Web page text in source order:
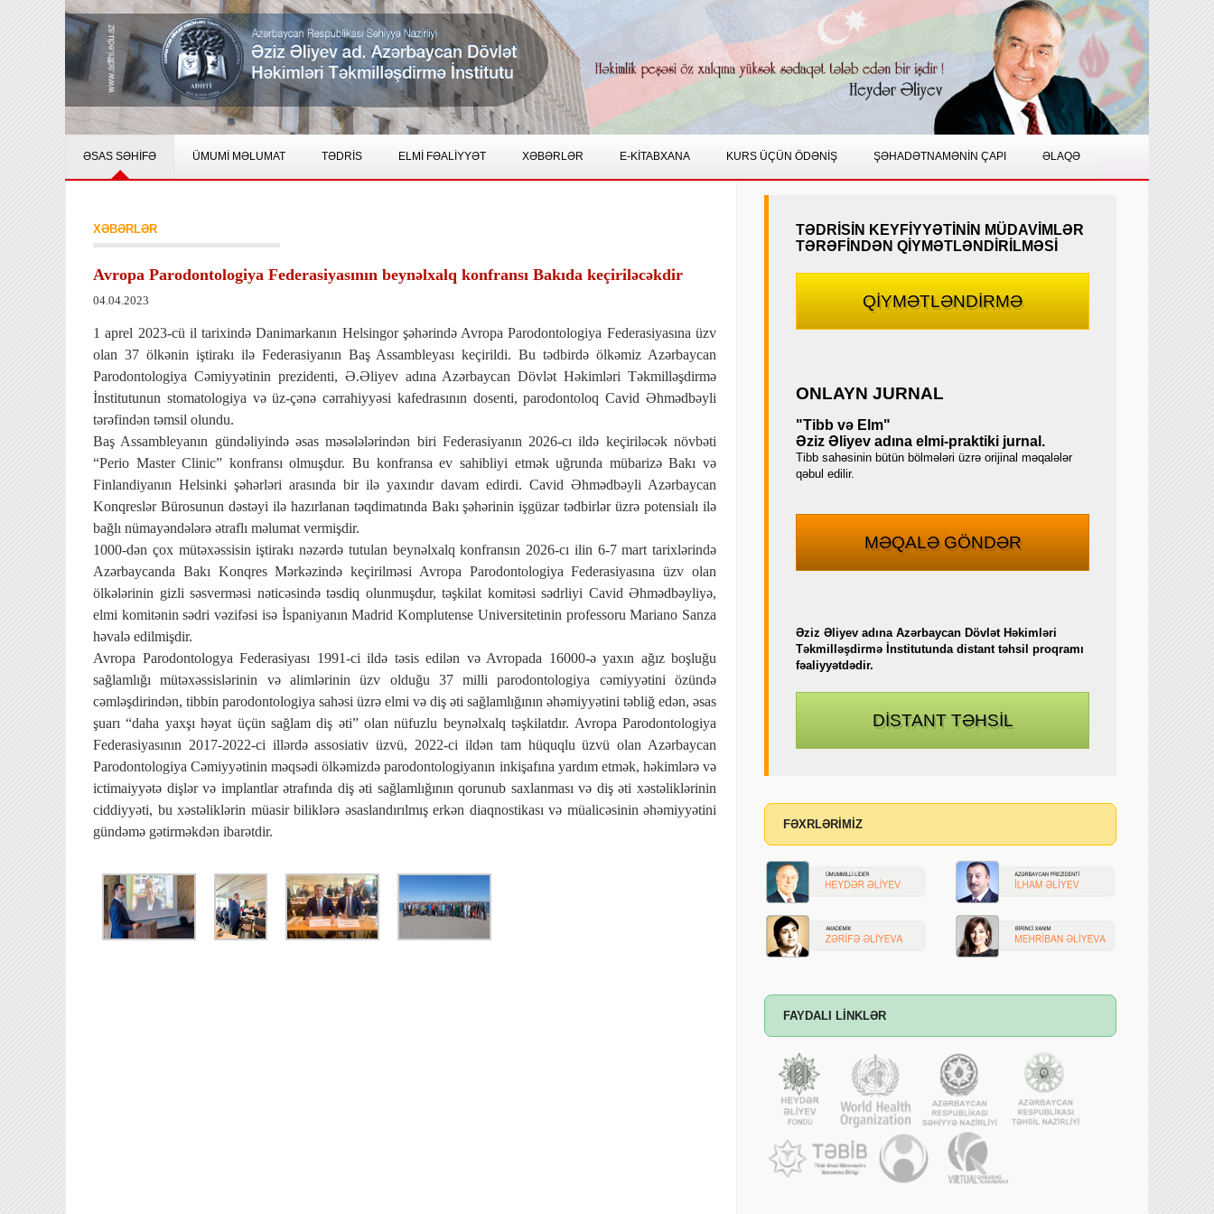
ƏSAS SƏHİFƏ ÜMUMİ MƏLUMAT TƏDRİS ELMİ FƏALİYYƏT XƏBƏRLƏR E-KİTABXANA KURS ÜÇÜN ÖDƏNİŞ ŞƏHADƏTNAMƏNİN ÇAPI ƏLAQƏ
XƏBƏRLƏR
Avropa Parodontologiya Federasiyasının beynəlxalq konfransı Bakıda keçiriləcəkdir
04.04.2023
1 aprel 2023-cü il tarixində Danimarkanın Helsingor şəhərində Avropa Parodontologiya Federasiyasına üzv
olan 37 ölkənin iştirakı ilə Federasiyanın Baş Assambleyası keçirildi. Bu tədbirdə ölkəmiz Azərbaycan
Parodontologiya Cəmiyyətinin prezidenti, Ə.Əliyev adına Azərbaycan Dövlət Həkimləri Təkmilləşdirmə
İnstitutunun stomatologiya və üz-çənə cərrahiyyəsi kafedrasının dosenti, parodontoloq Cavid Əhmədbəyli
tərəfindən təmsil olundu.
Baş Assambleyanın gündəliyində əsas məsələlərindən biri Federasiyanın 2026-cı ildə keçiriləcək növbəti
“Perio Master Clinic” konfransı olmuşdur. Bu konfransa ev sahibliyi etmək uğrunda mübarizə Bakı və
Finlandiyanın Helsinki şəhərləri arasında bir ilə yaxındır davam edirdi. Cavid Əhmədbəyli Azərbaycan
Konqreslər Bürosunun dəstəyi ilə hazırlanan təqdimatında Bakı şəhərinin işgüzar tədbirlər üzrə potensialı ilə
bağlı nümayəndələrə ətraflı məlumat vermişdir.
1000-dən çox mütəxəssisin iştirakı nəzərdə tutulan beynəlxalq konfransın 2026-cı ilin 6-7 mart tarixlərində
Azərbaycanda Bakı Konqres Mərkəzində keçirilməsi Avropa Parodontologiya Federasiyasına üzv olan
ölkələrinin gizli səsverməsi nəticəsində təsdiq olunmuşdur, təşkilat komitəsi sədrliyi Cavid Əhmədbəyliyə,
elmi komitənin sədri vəzifəsi isə İspaniyanın Madrid Komplutense Universitetinin professoru Mariano Sanza
həvalə edilmişdir.
Avropa Parodontologya Federasiyası 1991-ci ildə təsis edilən və Avropada 16000-ə yaxın ağız boşluğu
sağlamlığı mütəxəssislərinin və alimlərinin üzv olduğu 37 milli parodontologiya cəmiyyətini özündə
cəmləşdirindən, tibbin parodontologiya sahəsi üzrə elmi və diş əti sağlamlığının əhəmiyyətini təbliğ edən, əsas
şuarı “daha yaxşı həyat üçün sağlam diş əti” olan nüfuzlu beynəlxalq təşkilatdır. Avropa Parodontologiya
Federasiyasının 2017-2022-ci illərdə assosiativ üzvü, 2022-ci ildən tam hüquqlu üzvü olan Azərbaycan
Parodontologiya Cəmiyyətinin məqsədi ölkəmizdə parodontologiyanın inkişafına yardım etmək, həkimlərə və
ictimaiyyətə dişlər və implantlar ətrafında diş əti sağlamlığının qorunub saxlanması və diş əti xəstəliklərinin
ciddiyyəti, bu xəstəliklərin müasir biliklərə əsaslandırılmış erkən diaqnostikası və müalicəsinin əhəmiyyətini
gündəmə gətirməkdən ibarətdir.
TƏDRİSİN KEYFİYYƏTİNİN MÜDAVİMLƏR
TƏRƏFİNDƏN QİYMƏTLƏNDİRİLMƏSİ
QİYMƏTLƏNDİRMƏ
ONLAYN JURNAL
"Tibb və Elm"
Əziz Əliyev adına elmi-praktiki jurnal.
Tibb sahəsinin bütün bölmələri üzrə orijinal məqalələr
qəbul edilir.
MƏQALƏ GÖNDƏR
Əziz Əliyev adına Azərbaycan Dövlət Həkimləri
Təkmilləşdirmə İnstitutunda distant təhsil proqramı
fəaliyyətdədir.
DİSTANT TƏHSİL
FƏXRLƏRİMİZ
FAYDALI LİNKLƏR